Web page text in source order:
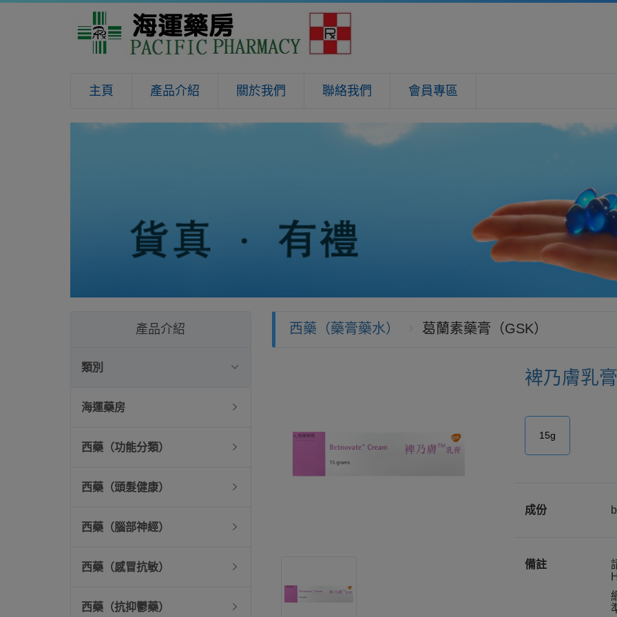
主頁 產品介紹 關於我們 聯絡我們 會員專區
產品介紹
類別
海運藥房
西藥（功能分類）
西藥（頭髮健康）
西藥（腦部神經）
西藥（感冒抗敏）
西藥（抗抑鬱藥）
西藥（藥膏藥水） 葛蘭素藥膏（GSK）
裨乃膚乳
15g
成份
備註